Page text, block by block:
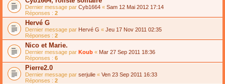
Dernier message par Cyb1664 « Sam 12 Mai 2012 17:14
Réponses : 2
Hervé G
Dernier message par Hervé G « Jeu 17 Nov 2011 02:35
Réponses : 2
Nico et Marie.
Dernier message par Koub « Mar 27 Sep 2011 18:36
Réponses : 6
Pierre2.0
Dernier message par serjulie « Ven 23 Sep 2011 16:33
Réponses : 2